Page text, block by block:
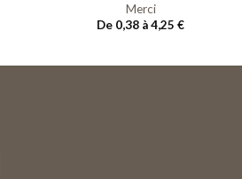
Merci
De 0,38 à 4,25 €